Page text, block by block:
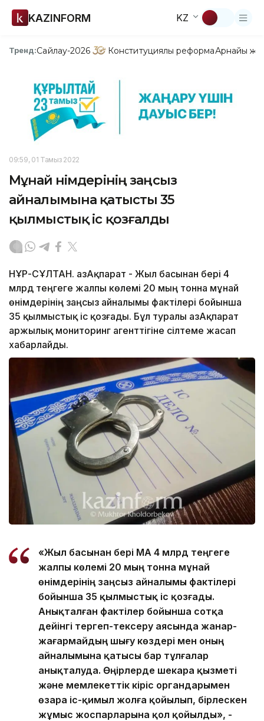
KAZINFORM KZ
Тренд:Сайлау-2026 Конституциялық реформаАрнайы
09:59, 01 Тамыз 2022
Мұнай өнімдерінің заңсыз
айналымына қатысты 35
қылмыстық іс қозғалды
НҰР-СҰЛТАН. ҚазАқпарат - Жыл басынан бері 4
млрд теңгеге жалпы көлемі 20 мың тонна мұнай
өнімдерінің заңсыз айналымы фактілері бойынша
35 қылмыстық іс қозғады. Бұл туралы ҚазАқпарат
Қаржылық мониторинг агенттігіне сілтеме жасап
хабарлайды.
«Жыл басынан бері ҚМА 4 млрд теңгеге
жалпы көлемі 20 мың тонна мұнай
өнімдерінің заңсыз айналымы фактілері
бойынша 35 қылмыстық іс қозғады.
Анықталған фактілер бойынша сотқа
дейінгі тергеп-тексеру аясында жанар-
жағармайдың шығу көздері мен оның
айналымына қатысы бар тұлғалар
анықталуда. Өңірлерде шекара қызметі
және мемлекеттік кіріс органдарымен
өзара іс-қимыл жолға қойылып, бірлескен
жұмыс жоспарларына қол қойылды», -